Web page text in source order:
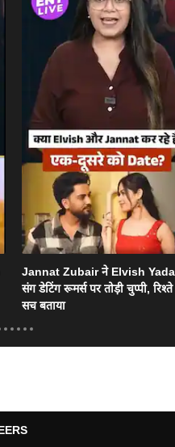
Jannat Zubair ने Elvish
संग डेटिंग रूमर्स पर तोड़ी चुप्पी,
सच बताया